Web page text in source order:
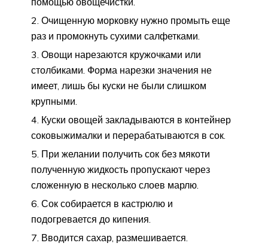
Очищенную морковку нужно промыть еще
раз и промокнуть сухими салфетками.
Овощи нарезаются кружочками или
столбиками. Форма нарезки значения не
имеет, лишь бы куски не были слишком
крупными.
Куски овощей закладываются в контейнер
соковыжималки и перерабатываются в сок.
При желании получить сок без мякоти
полученную жидкость пропускают через
сложенную в несколько слоев марлю.
Сок собирается в кастрюлю и
подогревается до кипения.
Вводится сахар, размешивается.